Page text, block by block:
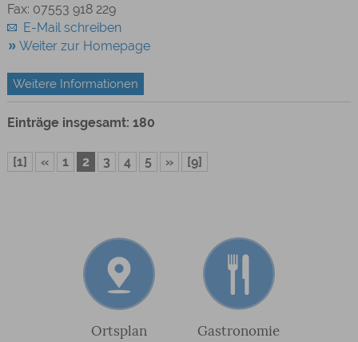
Fax: 07553 918 229
E-Mail schreiben
Weiter zur Homepage
Weitere Informationen
Einträge insgesamt: 180
[1] « 1 2 3 4 5 » [9]
Ortsplan Gastronomie